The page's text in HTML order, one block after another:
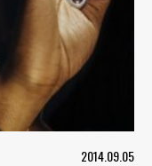
2014.09.05